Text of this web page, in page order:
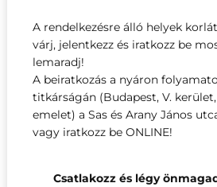
A rendelkezésre álló helyek
várj, jelentkezz és iratkozz be
lemaradj!
A beiratkozás a nyáron
titkárságán (Budapest, V. kerület,
emelet) a Sas és Arany János
vagy iratkozz be ONLINE!
Csatlakozz és légy